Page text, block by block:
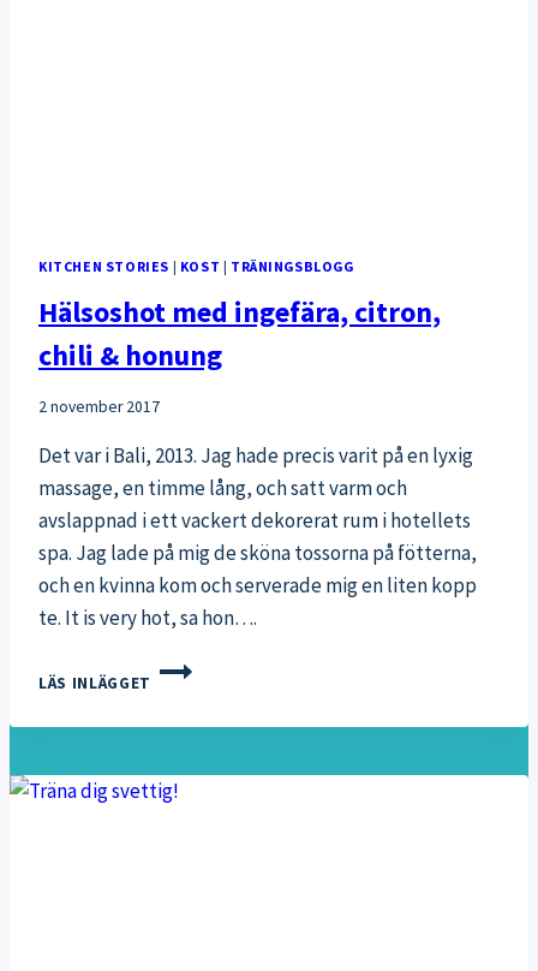
KITCHEN STORIES | KOST | TRÄNINGSBLOGG
Hälsoshot med ingefära, citron,
chili & honung
2 november 2017
Det var i Bali, 2013. Jag hade precis varit på en lyxig
massage, en timme lång, och satt varm och
avslappnad i ett vackert dekorerat rum i hotellets
spa. Jag lade på mig de sköna tossorna på fötterna,
och en kvinna kom och serverade mig en liten kopp
te. It is very hot, sa hon….
LÄS INLÄGGET
HÄLSOSHOT
&